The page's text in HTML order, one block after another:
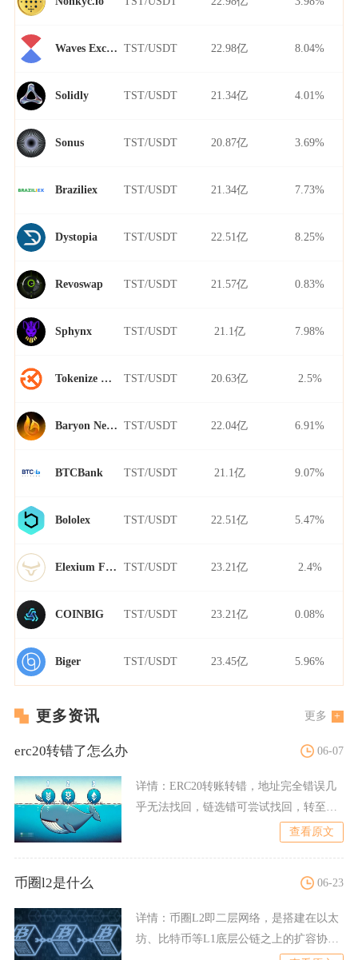
Waves Exchange TST/USDT 22.98亿 8.04%
Solidly TST/USDT 21.34亿 4.01%
Sonus TST/USDT 20.87亿 3.69%
Braziliex TST/USDT 21.34亿 7.73%
Dystopia TST/USDT 22.51亿 8.25%
Revoswap TST/USDT 21.57亿 0.83%
Sphynx TST/USDT 21.1亿 7.98%
Tokenize Xchange TST/USDT 20.63亿 2.5%
Baryon Network TST/USDT 22.04亿 6.91%
BTCBank TST/USDT 21.1亿 9.07%
Bololex TST/USDT 22.51亿 5.47%
Elexium Finance TST/USDT 23.21亿 2.4%
COINBIG TST/USDT 23.21亿 0.08%
Biger TST/USDT 23.45亿 5.96%
更多资讯 更多
erc20转错了怎么办 06-07
详情： ERC20转账转错，地址完全错误几
乎无法找回，链选错可尝试找回，转至交
查看原文
币圈l2是什么 06-23
详情： 币圈L2即二层网络，是搭建在以太
坊、比特币等L1底层公链之上的扩容协